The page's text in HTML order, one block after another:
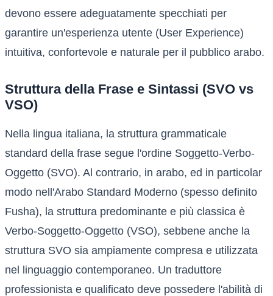
devono essere adeguatamente specchiati per
garantire un'esperienza utente (User Experience)
intuitiva, confortevole e naturale per il pubblico arabo.
Struttura della Frase e Sintassi (SVO vs
VSO)
Nella lingua italiana, la struttura grammaticale
standard della frase segue l'ordine Soggetto-Verbo-
Oggetto (SVO). Al contrario, in arabo, ed in particolar
modo nell'Arabo Standard Moderno (spesso definito
Fusha), la struttura predominante e più classica è
Verbo-Soggetto-Oggetto (VSO), sebbene anche la
struttura SVO sia ampiamente compresa e utilizzata
nel linguaggio contemporaneo. Un traduttore
professionista e qualificato deve possedere l'abilità di